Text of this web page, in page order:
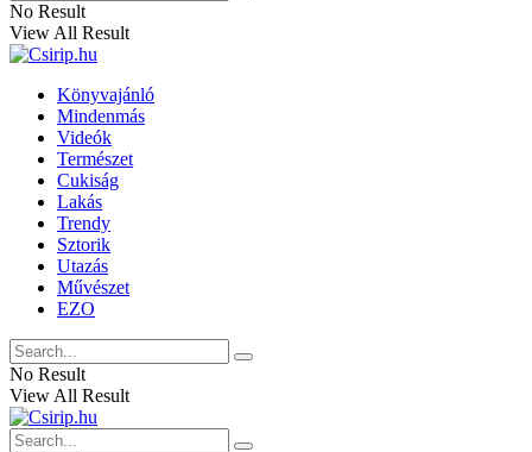
No Result
View All Result
Könyvajánló
Mindenmás
Videók
Természet
Cukiság
Lakás
Trendy
Sztorik
Utazás
Művészet
EZO
No Result
View All Result